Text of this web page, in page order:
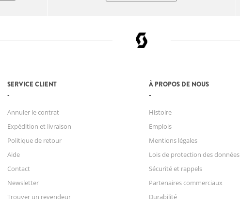
SERVICE CLIENT
Annuler le contrat
Expédition et livraison
Politique de retour
Aide
Contact
Newsletter
Trouver un revendeur
À PROPOS DE NOUS
Histoire
Emplois
Mentions légales
Lois de protection des données
Sécurité et rappels
Partenaires commerciaux
Durabilité